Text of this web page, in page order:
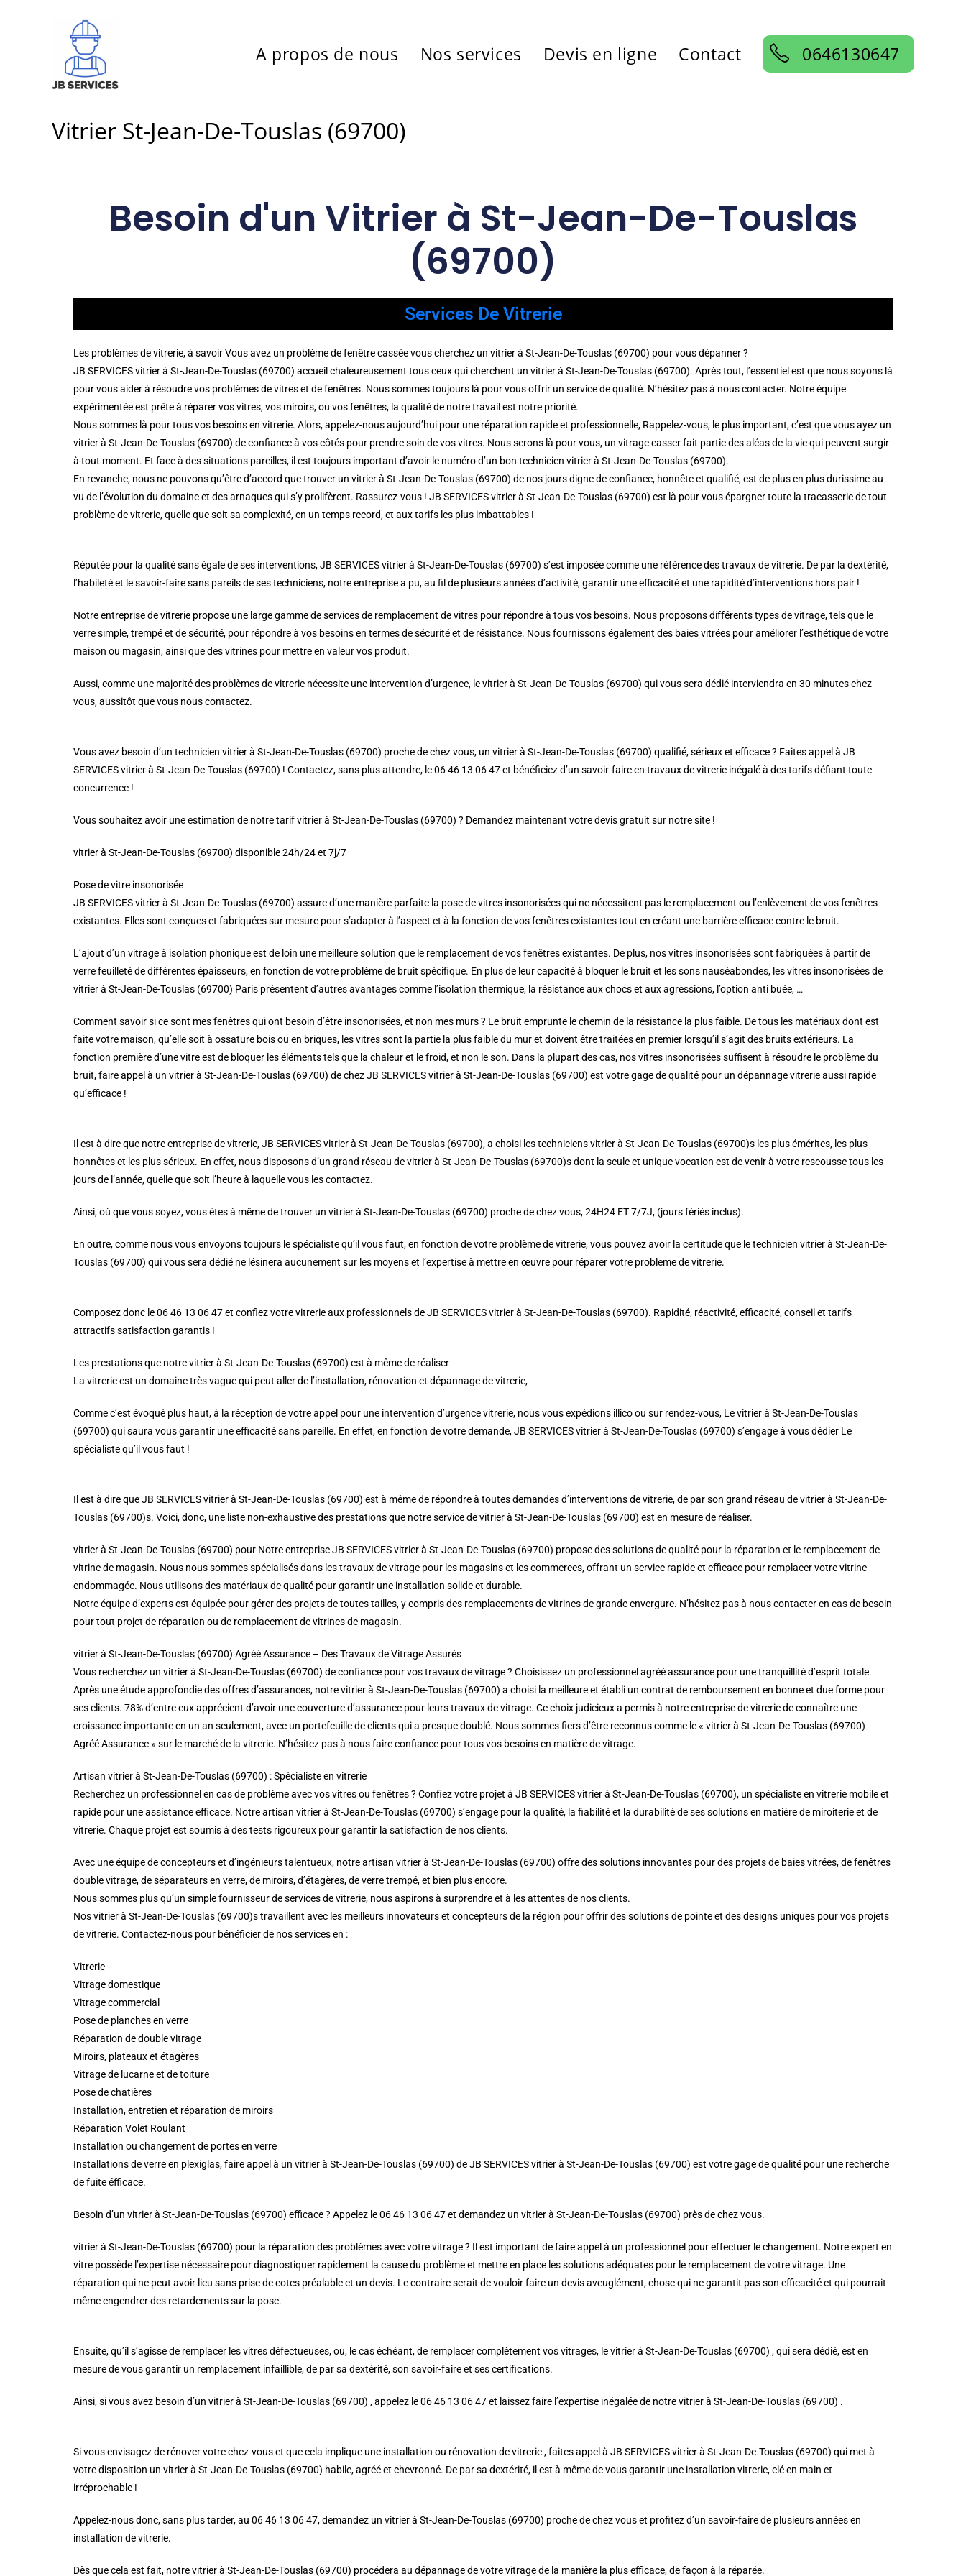
A propos de nous Nos services Devis en ligne Contact 0646130647
Vitrier St-Jean-De-Touslas (69700)
Besoin d'un Vitrier à St-Jean-De-Touslas
(69700)
Services De Vitrerie
Les problèmes de vitrerie, à savoir Vous avez un problème de fenêtre cassée vous cherchez un vitrier à St-Jean-De-Touslas (69700) pour vous dépanner ?
JB SERVICES vitrier à St-Jean-De-Touslas (69700) accueil chaleureusement tous ceux qui cherchent un vitrier à St-Jean-De-Touslas (69700). Après tout, l’essentiel est que nous soyons là
pour vous aider à résoudre vos problèmes de vitres et de fenêtres. Nous sommes toujours là pour vous offrir un service de qualité. N’hésitez pas à nous contacter. Notre équipe
expérimentée est prête à réparer vos vitres, vos miroirs, ou vos fenêtres, la qualité de notre travail est notre priorité.
Nous sommes là pour tous vos besoins en vitrerie. Alors, appelez-nous aujourd’hui pour une réparation rapide et professionnelle, Rappelez-vous, le plus important, c’est que vous ayez un
vitrier à St-Jean-De-Touslas (69700) de confiance à vos côtés pour prendre soin de vos vitres. Nous serons là pour vous, un vitrage casser fait partie des aléas de la vie qui peuvent surgir
à tout moment. Et face à des situations pareilles, il est toujours important d’avoir le numéro d’un bon technicien vitrier à St-Jean-De-Touslas (69700).
En revanche, nous ne pouvons qu’être d’accord que trouver un vitrier à St-Jean-De-Touslas (69700) de nos jours digne de confiance, honnête et qualifié, est de plus en plus durissime au
vu de l’évolution du domaine et des arnaques qui s’y prolifèrent. Rassurez-vous ! JB SERVICES vitrier à St-Jean-De-Touslas (69700) est là pour vous épargner toute la tracasserie de tout
problème de vitrerie, quelle que soit sa complexité, en un temps record, et aux tarifs les plus imbattables !
Réputée pour la qualité sans égale de ses interventions, JB SERVICES vitrier à St-Jean-De-Touslas (69700) s’est imposée comme une référence des travaux de vitrerie. De par la dextérité,
l’habileté et le savoir-faire sans pareils de ses techniciens, notre entreprise a pu, au fil de plusieurs années d’activité, garantir une efficacité et une rapidité d’interventions hors pair !
Notre entreprise de vitrerie propose une large gamme de services de remplacement de vitres pour répondre à tous vos besoins. Nous proposons différents types de vitrage, tels que le
verre simple, trempé et de sécurité, pour répondre à vos besoins en termes de sécurité et de résistance. Nous fournissons également des baies vitrées pour améliorer l’esthétique de votre
maison ou magasin, ainsi que des vitrines pour mettre en valeur vos produit.
Aussi, comme une majorité des problèmes de vitrerie nécessite une intervention d’urgence, le vitrier à St-Jean-De-Touslas (69700) qui vous sera dédié interviendra en 30 minutes chez
vous, aussitôt que vous nous contactez.
Vous avez besoin d’un technicien vitrier à St-Jean-De-Touslas (69700) proche de chez vous, un vitrier à St-Jean-De-Touslas (69700) qualifié, sérieux et efficace ? Faites appel à JB
SERVICES vitrier à St-Jean-De-Touslas (69700) ! Contactez, sans plus attendre, le 06 46 13 06 47 et bénéficiez d’un savoir-faire en travaux de vitrerie inégalé à des tarifs défiant toute
concurrence !
Vous souhaitez avoir une estimation de notre tarif vitrier à St-Jean-De-Touslas (69700) ? Demandez maintenant votre devis gratuit sur notre site !
vitrier à St-Jean-De-Touslas (69700) disponible 24h/24 et 7j/7
Pose de vitre insonorisée
JB SERVICES vitrier à St-Jean-De-Touslas (69700) assure d’une manière parfaite la pose de vitres insonorisées qui ne nécessitent pas le remplacement ou l’enlèvement de vos fenêtres
existantes. Elles sont conçues et fabriquées sur mesure pour s’adapter à l’aspect et à la fonction de vos fenêtres existantes tout en créant une barrière efficace contre le bruit.
L’ajout d’un vitrage à isolation phonique est de loin une meilleure solution que le remplacement de vos fenêtres existantes. De plus, nos vitres insonorisées sont fabriquées à partir de
verre feuilleté de différentes épaisseurs, en fonction de votre problème de bruit spécifique. En plus de leur capacité à bloquer le bruit et les sons nauséabondes, les vitres insonorisées de
vitrier à St-Jean-De-Touslas (69700) Paris présentent d’autres avantages comme l’isolation thermique, la résistance aux chocs et aux agressions, l’option anti buée, …
Comment savoir si ce sont mes fenêtres qui ont besoin d’être insonorisées, et non mes murs ? Le bruit emprunte le chemin de la résistance la plus faible. De tous les matériaux dont est
faite votre maison, qu’elle soit à ossature bois ou en briques, les vitres sont la partie la plus faible du mur et doivent être traitées en premier lorsqu’il s’agit des bruits extérieurs. La
fonction première d’une vitre est de bloquer les éléments tels que la chaleur et le froid, et non le son. Dans la plupart des cas, nos vitres insonorisées suffisent à résoudre le problème du
bruit, faire appel à un vitrier à St-Jean-De-Touslas (69700) de chez JB SERVICES vitrier à St-Jean-De-Touslas (69700) est votre gage de qualité pour un dépannage vitrerie aussi rapide
qu’efficace !
Il est à dire que notre entreprise de vitrerie, JB SERVICES vitrier à St-Jean-De-Touslas (69700), a choisi les techniciens vitrier à St-Jean-De-Touslas (69700)s les plus émérites, les plus
honnêtes et les plus sérieux. En effet, nous disposons d’un grand réseau de vitrier à St-Jean-De-Touslas (69700)s dont la seule et unique vocation est de venir à votre rescousse tous les
jours de l’année, quelle que soit l’heure à laquelle vous les contactez.
Ainsi, où que vous soyez, vous êtes à même de trouver un vitrier à St-Jean-De-Touslas (69700) proche de chez vous, 24H24 ET 7/7J, (jours fériés inclus).
En outre, comme nous vous envoyons toujours le spécialiste qu’il vous faut, en fonction de votre problème de vitrerie, vous pouvez avoir la certitude que le technicien vitrier à St-Jean-De-
Touslas (69700) qui vous sera dédié ne lésinera aucunement sur les moyens et l’expertise à mettre en œuvre pour réparer votre probleme de vitrerie.
Composez donc le 06 46 13 06 47 et confiez votre vitrerie aux professionnels de JB SERVICES vitrier à St-Jean-De-Touslas (69700). Rapidité, réactivité, efficacité, conseil et tarifs
attractifs satisfaction garantis !
Les prestations que notre vitrier à St-Jean-De-Touslas (69700) est à même de réaliser
La vitrerie est un domaine très vague qui peut aller de l’installation, rénovation et dépannage de vitrerie,
Comme c’est évoqué plus haut, à la réception de votre appel pour une intervention d’urgence vitrerie, nous vous expédions illico ou sur rendez-vous, Le vitrier à St-Jean-De-Touslas
(69700) qui saura vous garantir une efficacité sans pareille. En effet, en fonction de votre demande, JB SERVICES vitrier à St-Jean-De-Touslas (69700) s’engage à vous dédier Le
spécialiste qu’il vous faut !
Il est à dire que JB SERVICES vitrier à St-Jean-De-Touslas (69700) est à même de répondre à toutes demandes d’interventions de vitrerie, de par son grand réseau de vitrier à St-Jean-De-
Touslas (69700)s. Voici, donc, une liste non-exhaustive des prestations que notre service de vitrier à St-Jean-De-Touslas (69700) est en mesure de réaliser.
vitrier à St-Jean-De-Touslas (69700) pour Notre entreprise JB SERVICES vitrier à St-Jean-De-Touslas (69700) propose des solutions de qualité pour la réparation et le remplacement de
vitrine de magasin. Nous nous sommes spécialisés dans les travaux de vitrage pour les magasins et les commerces, offrant un service rapide et efficace pour remplacer votre vitrine
endommagée. Nous utilisons des matériaux de qualité pour garantir une installation solide et durable.
Notre équipe d’experts est équipée pour gérer des projets de toutes tailles, y compris des remplacements de vitrines de grande envergure. N’hésitez pas à nous contacter en cas de besoin
pour tout projet de réparation ou de remplacement de vitrines de magasin.
vitrier à St-Jean-De-Touslas (69700) Agréé Assurance – Des Travaux de Vitrage Assurés
Vous recherchez un vitrier à St-Jean-De-Touslas (69700) de confiance pour vos travaux de vitrage ? Choisissez un professionnel agréé assurance pour une tranquillité d’esprit totale.
Après une étude approfondie des offres d’assurances, notre vitrier à St-Jean-De-Touslas (69700) a choisi la meilleure et établi un contrat de remboursement en bonne et due forme pour
ses clients. 78% d’entre eux apprécient d’avoir une couverture d’assurance pour leurs travaux de vitrage. Ce choix judicieux a permis à notre entreprise de vitrerie de connaître une
croissance importante en un an seulement, avec un portefeuille de clients qui a presque doublé. Nous sommes fiers d’être reconnus comme le « vitrier à St-Jean-De-Touslas (69700)
Agréé Assurance » sur le marché de la vitrerie. N’hésitez pas à nous faire confiance pour tous vos besoins en matière de vitrage.
Artisan vitrier à St-Jean-De-Touslas (69700) : Spécialiste en vitrerie
Recherchez un professionnel en cas de problème avec vos vitres ou fenêtres ? Confiez votre projet à JB SERVICES vitrier à St-Jean-De-Touslas (69700), un spécialiste en vitrerie mobile et
rapide pour une assistance efficace. Notre artisan vitrier à St-Jean-De-Touslas (69700) s’engage pour la qualité, la fiabilité et la durabilité de ses solutions en matière de miroiterie et de
vitrerie. Chaque projet est soumis à des tests rigoureux pour garantir la satisfaction de nos clients.
Avec une équipe de concepteurs et d’ingénieurs talentueux, notre artisan vitrier à St-Jean-De-Touslas (69700) offre des solutions innovantes pour des projets de baies vitrées, de fenêtres
double vitrage, de séparateurs en verre, de miroirs, d’étagères, de verre trempé, et bien plus encore.
Nous sommes plus qu’un simple fournisseur de services de vitrerie, nous aspirons à surprendre et à les attentes de nos clients.
Nos vitrier à St-Jean-De-Touslas (69700)s travaillent avec les meilleurs innovateurs et concepteurs de la région pour offrir des solutions de pointe et des designs uniques pour vos projets
de vitrerie. Contactez-nous pour bénéficier de nos services en :
Vitrerie
Vitrage domestique
Vitrage commercial
Pose de planches en verre
Réparation de double vitrage
Miroirs, plateaux et étagères
Vitrage de lucarne et de toiture
Pose de chatières
Installation, entretien et réparation de miroirs
Réparation Volet Roulant
Installation ou changement de portes en verre
Installations de verre en plexiglas, faire appel à un vitrier à St-Jean-De-Touslas (69700) de JB SERVICES vitrier à St-Jean-De-Touslas (69700) est votre gage de qualité pour une recherche
de fuite éfficace.
Besoin d’un vitrier à St-Jean-De-Touslas (69700) efficace ? Appelez le 06 46 13 06 47 et demandez un vitrier à St-Jean-De-Touslas (69700) près de chez vous.
vitrier à St-Jean-De-Touslas (69700) pour la réparation des problèmes avec votre vitrage ? Il est important de faire appel à un professionnel pour effectuer le changement. Notre expert en
vitre possède l’expertise nécessaire pour diagnostiquer rapidement la cause du problème et mettre en place les solutions adéquates pour le remplacement de votre vitrage. Une
réparation qui ne peut avoir lieu sans prise de cotes préalable et un devis. Le contraire serait de vouloir faire un devis aveuglément, chose qui ne garantit pas son efficacité et qui pourrait
même engendrer des retardements sur la pose.
Ensuite, qu’il s’agisse de remplacer les vitres défectueuses, ou, le cas échéant, de remplacer complètement vos vitrages, le vitrier à St-Jean-De-Touslas (69700) , qui sera dédié, est en
mesure de vous garantir un remplacement infaillible, de par sa dextérité, son savoir-faire et ses certifications.
Ainsi, si vous avez besoin d’un vitrier à St-Jean-De-Touslas (69700) , appelez le 06 46 13 06 47 et laissez faire l’expertise inégalée de notre vitrier à St-Jean-De-Touslas (69700) .
Si vous envisagez de rénover votre chez-vous et que cela implique une installation ou rénovation de vitrerie , faites appel à JB SERVICES vitrier à St-Jean-De-Touslas (69700) qui met à
votre disposition un vitrier à St-Jean-De-Touslas (69700) habile, agréé et chevronné. De par sa dextérité, il est à même de vous garantir une installation vitrerie, clé en main et
irréprochable !
Appelez-nous donc, sans plus tarder, au 06 46 13 06 47, demandez un vitrier à St-Jean-De-Touslas (69700) proche de chez vous et profitez d’un savoir-faire de plusieurs années en
installation de vitrerie.
Dès que cela est fait, notre vitrier à St-Jean-De-Touslas (69700) procédera au dépannage de votre vitrage de la manière la plus efficace, de façon à la réparée.